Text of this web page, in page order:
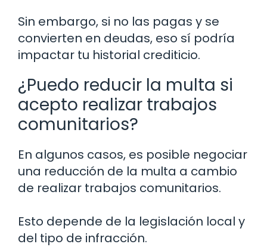
Sin embargo, si no las pagas y se
convierten en deudas, eso sí podría
impactar tu historial crediticio.
¿Puedo reducir la multa si
acepto realizar trabajos
comunitarios?
En algunos casos, es posible negociar
una reducción de la multa a cambio
de realizar trabajos comunitarios.
Esto depende de la legislación local y
del tipo de infracción.